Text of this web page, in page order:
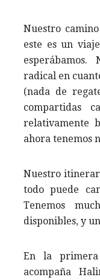
Nuestro
este es un
radical en
(nada de
compartidas
relativamente
ahora tenemos
Nuestro
todo puede
Tenemos
disponibles, y
En la
acompaña